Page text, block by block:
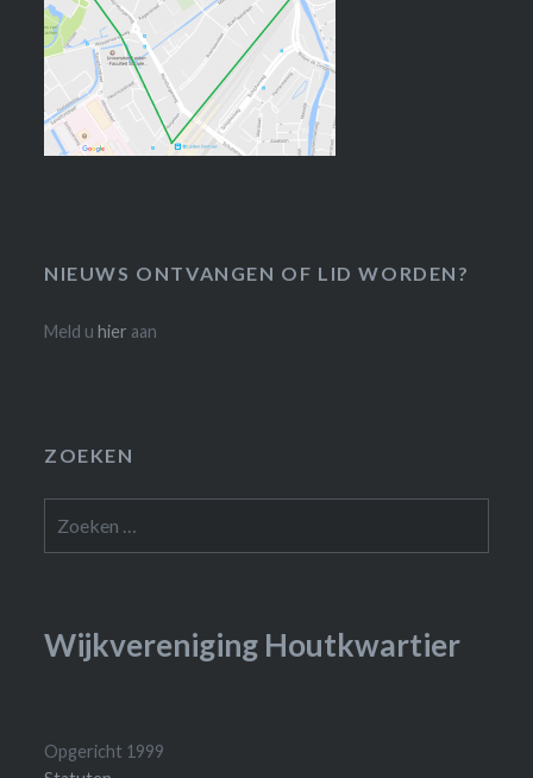
NIEUWS ONTVANGEN OF LID WORDEN?
Meld uhier aan
ZOEKEN
naar:
Wijkvereniging Houtkwartier
Opgericht 1999